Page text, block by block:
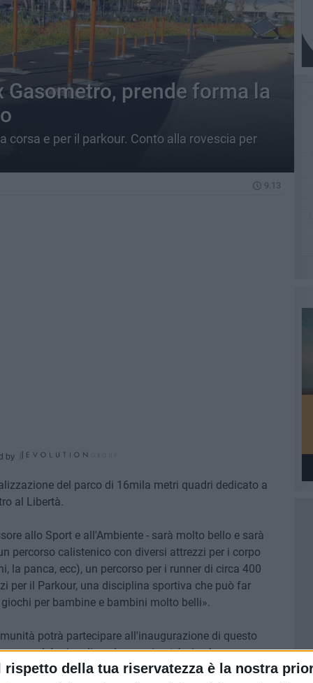
rispetto della tua riservatezza è la nostra
prende forma la
corsa e per il parkour. Conto alla rovescia per
9.13
by
del parco di 16mila metri quadri dedicato a
al Libertà.
allo Sport e all'Ambiente - sarà molto bello e sarà
percorso calistenico con diversi attrezzi per i corpo
la panca, ecc), un percorso per i runner di circa 400
per il Parkour, una disciplina sportiva che può far
per bambine e bambini molto belli».
potrà partecipare all'inaugurazione di questo
privo di verde - e poi potrà viverlo
portare i propri figli, fare una passeggiata, praticare